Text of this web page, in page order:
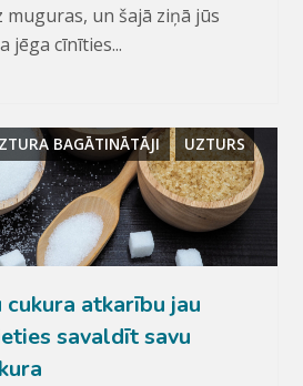
muguras, un šajā ziņā jūs
jēga cīnīties...
BAGĀTINĀTĀJI UZTURS
atkarību jau
savaldīt savu